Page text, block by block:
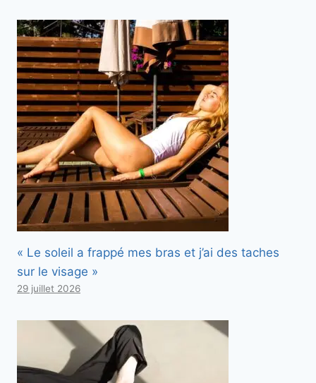
« Le soleil a frappé mes bras et j’ai des taches
sur le visage »
29 juillet 2026